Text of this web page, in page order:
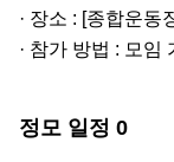
· 장소 : [종합운동
· 참가 방법 : 모임
정모 일정 0